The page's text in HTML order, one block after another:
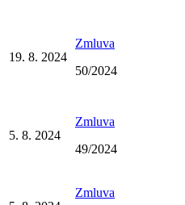
19. 8. 2024
Zmluva
50/2024
5. 8. 2024
Zmluva
49/2024
Zmluva